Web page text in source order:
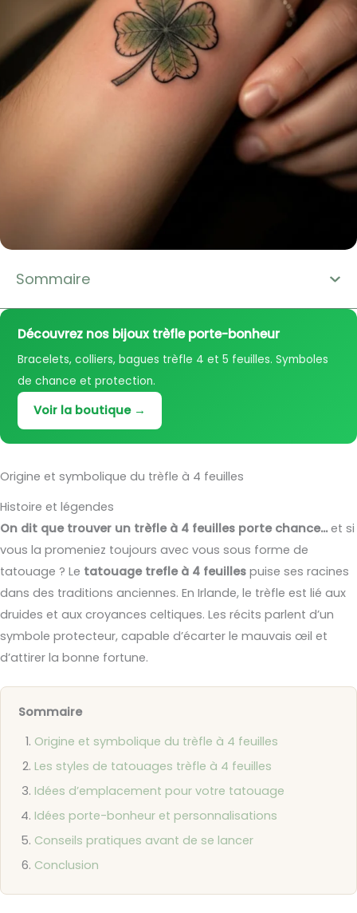
Sommaire
Découvrez nos bijoux trèfle porte-bonheur
Bracelets, colliers, bagues trèfle 4 et 5 feuilles. Symboles
de chance et protection.
Voir la boutique →
Origine et symbolique du trèfle à 4 feuilles
Histoire et légendes
On dit que trouver un trèfle à 4 feuilles porte chance…et si
vous la promeniez toujours avec vous sous forme de
tatouage ? Le tatouage trefle à 4 feuilles puise ses racines
dans des traditions anciennes. En Irlande, le trèfle est lié aux
druides et aux croyances celtiques. Les récits parlent d’un
symbole protecteur, capable d’écarter le mauvais œil et
d’attirer la bonne fortune.
Sommaire
Origine et symbolique du trèfle à 4 feuilles
Les styles de tatouages trèfle à 4 feuilles
Idées d’emplacement pour votre tatouage
Idées porte-bonheur et personnalisations
Conseils pratiques avant de se lancer
Conclusion